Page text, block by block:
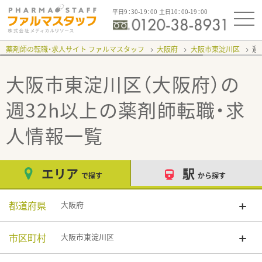
平日9：30-19：00 土日10：00-19：00
薬剤師の転職・求人サイト ファルマスタッフ 大阪府 大阪市東淀川区 週
大阪市東淀川区（大阪府）の
週32h以上の薬剤師転職・求
人情報一覧
エリア で探す 駅 から探す
都道府県 大阪府
市区町村 大阪市東淀川区